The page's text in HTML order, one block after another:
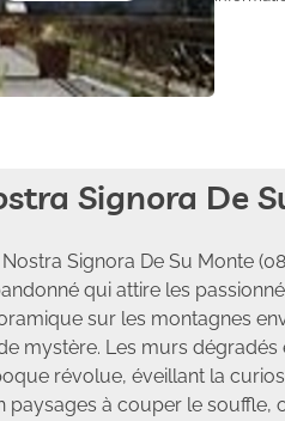
Signora De
Signora De Su Monte
qui attire les
sur les montagnes
mystère. Les murs dégradés
révolue, éveillant la
paysages à couper le souffle,